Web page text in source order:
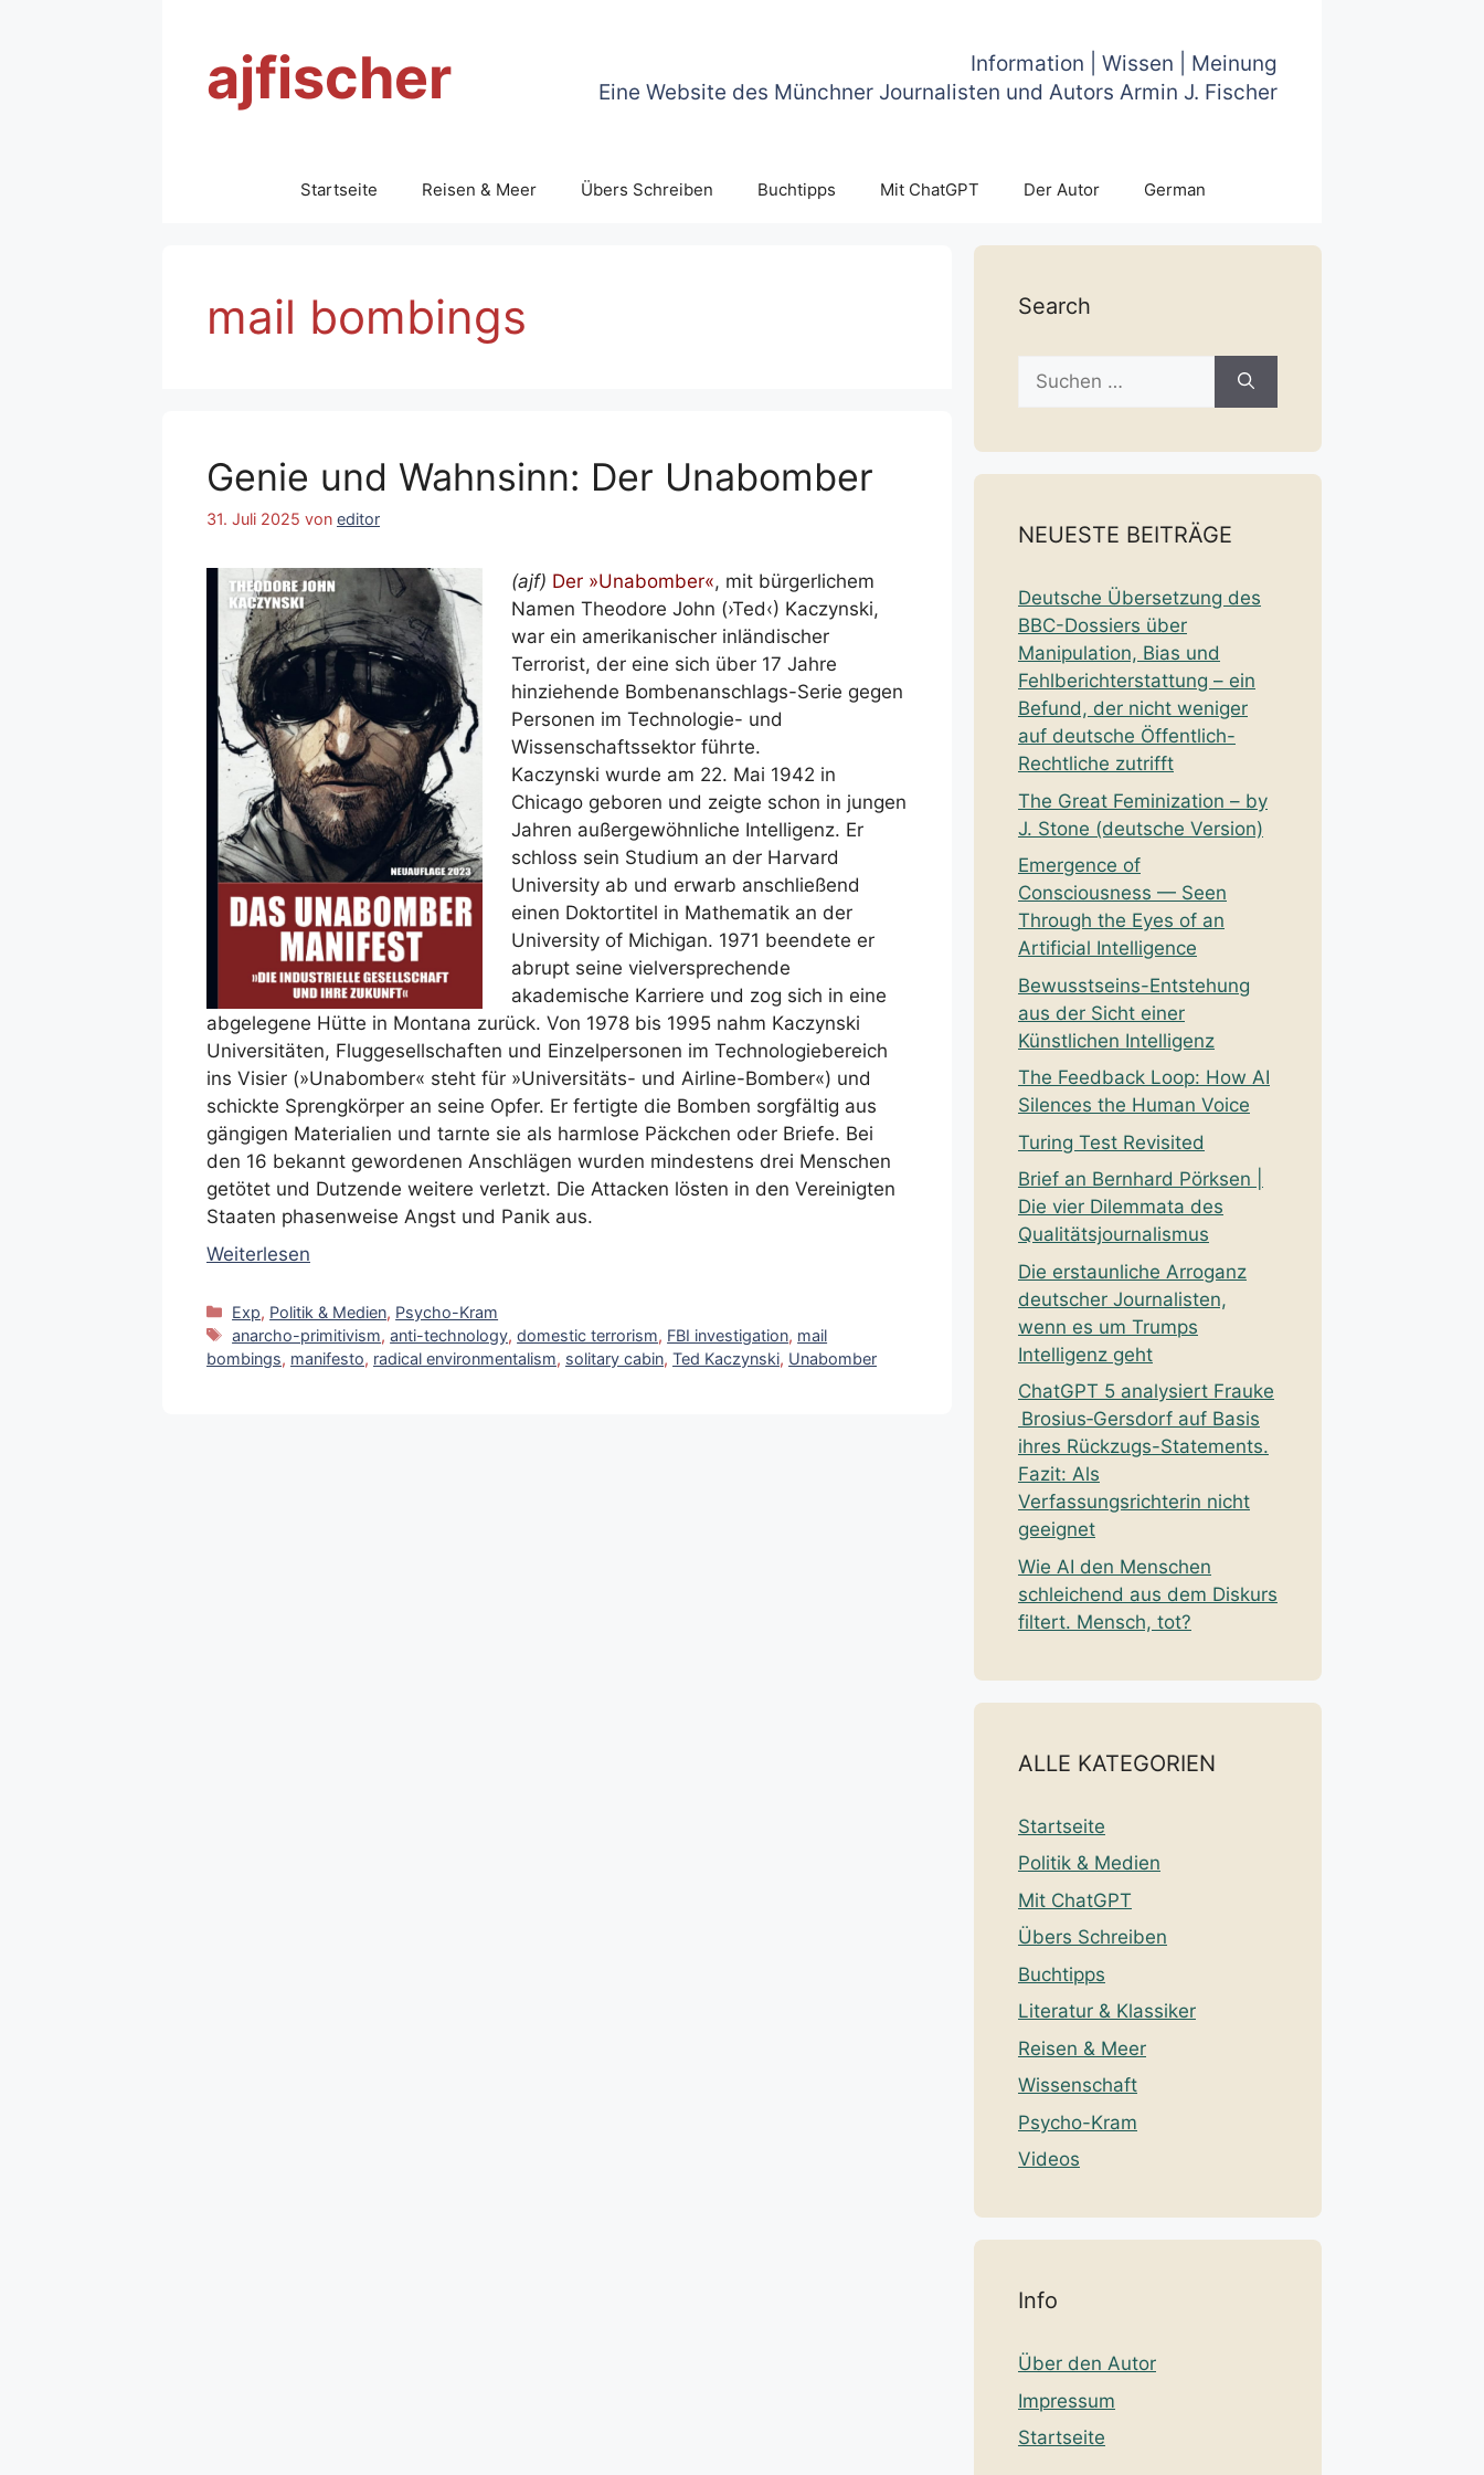
ajfischer
Information | Wissen | Meinung
Eine Website des Münchner Journalisten und Autors Armin J. Fischer
Startseite Reisen & Meer Übers Schreiben Buchtipps Mit ChatGPT Der Autor German
mail bombings
Genie und Wahnsinn: Der Unabomber
31. Juli 2025 von editor
(ajf) Der »Unabomber«, mit bürgerlichem
Namen Theodore John (›Ted‹) Kaczynski,
war ein amerikanischer inländischer
Terrorist, der eine sich über 17 Jahre
hinziehende Bombenanschlags-Serie gegen
Personen im Technologie- und
Wissenschaftssektor führte.
Kaczynski wurde am 22. Mai 1942 in
Chicago geboren und zeigte schon in jungen
Jahren außergewöhnliche Intelligenz. Er
schloss sein Studium an der Harvard
University ab und erwarb anschließend
einen Doktortitel in Mathematik an der
University of Michigan. 1971 beendete er
abrupt seine vielversprechende
akademische Karriere und zog sich in eine
abgelegene Hütte in Montana zurück. Von 1978 bis 1995 nahm Kaczynski
Universitäten, Fluggesellschaften und Einzelpersonen im Technologiebereich
ins Visier (»Unabomber« steht für »Universitäts- und Airline-Bomber«) und
schickte Sprengkörper an seine Opfer. Er fertigte die Bomben sorgfältig aus
gängigen Materialien und tarnte sie als harmlose Päckchen oder Briefe. Bei
den 16 bekannt gewordenen Anschlägen wurden mindestens drei Menschen
getötet und Dutzende weitere verletzt. Die Attacken lösten in den Vereinigten
Staaten phasenweise Angst und Panik aus.
Weiterlesen
Kategorien
Exp, Politik & Medien, Psycho-Kram
Schlagwörter
anarcho-primitivism,anti-technology,domestic terrorism, FBI investigation, mail
bombings, manifesto, radical environmentalism, solitary cabin, Ted Kaczynski, Unabomber
Search
Suche
nach:
NEUESTE BEITRÄGE
Deutsche Übersetzung des
BBC-Dossiers über
Manipulation, Bias und
Fehlberichterstattung – ein
Befund, der nicht weniger
auf deutsche Öffentlich-
Rechtliche zutrifft
The Great Feminization – by
J. Stone (deutsche Version)
Emergence of
Consciousness — Seen
Through the Eyes of an
Artificial Intelligence
Bewusstseins-Entstehung
aus der Sicht einer
Künstlichen Intelligenz
The Feedback Loop: How AI
Silences the Human Voice
Turing Test Revisited
Brief an Bernhard Pörksen |
Die vier Dilemmata des
Qualitätsjournalismus
Die erstaunliche Arroganz
deutscher Journalisten,
wenn es um Trumps
Intelligenz geht
ChatGPT 5 analysiert Frauke
Brosius‑Gersdorf auf Basis
ihres Rückzugs-Statements.
Fazit: Als
Verfassungsrichterin nicht
geeignet
Wie AI den Menschen
schleichend aus dem Diskurs
filtert. Mensch, tot?
ALLE KATEGORIEN
Startseite
Politik & Medien
Mit ChatGPT
Übers Schreiben
Buchtipps
Literatur & Klassiker
Reisen & Meer
Wissenschaft
Psycho-Kram
Videos
Info
Über den Autor
Impressum
Startseite